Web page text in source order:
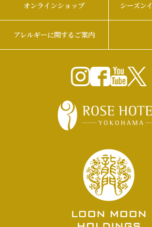
オンラインショップ シーズン
アレルギーに関するご案内